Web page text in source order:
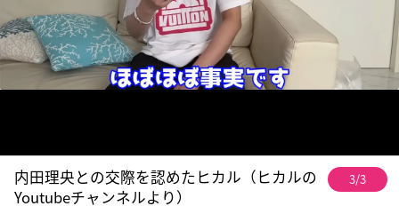
内田理央との交際を認めたヒカル（ヒカルの
Youtubeチャンネルより）
3/3